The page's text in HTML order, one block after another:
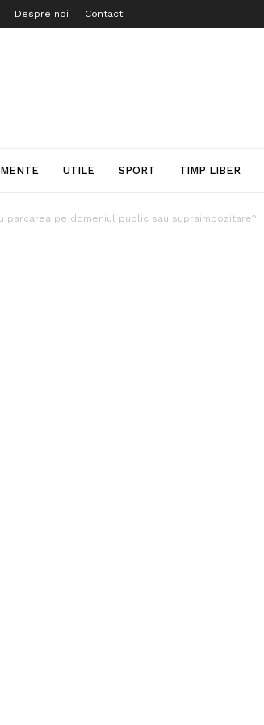
Despre noi Contact
UTILE SPORT TIMP LIBER
parcarea pe domeniul public sau supraimpozitare?